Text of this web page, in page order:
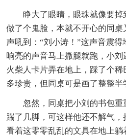
睁大了眼睛，眼珠就像要掉
做了个鬼脸，本就不开心的同
声吼到：“刘小涛！”这声音震
响亮的声音马上撒腿就跑，小
火柴人卡片弄在地上，踩了个
多珍贵，但同桌可是画了整整半
忽然，同桌把小刘的书包重
踹了几脚，可这样他还不解气，
看着这零零乱乱的文具在地上